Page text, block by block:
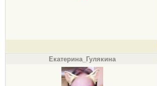
Екатерина_Гулякина